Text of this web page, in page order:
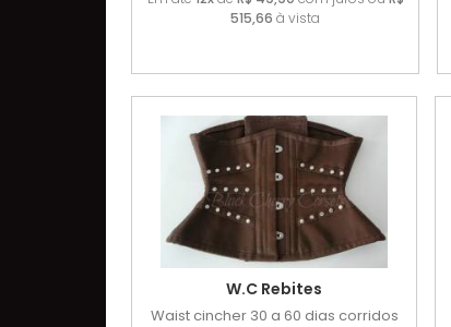
515,66 à vista
W.C Rebites
Waist cincher 30 a 60 dias corridos